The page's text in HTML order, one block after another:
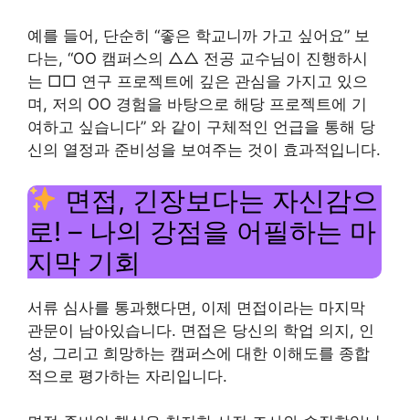
예를 들어, 단순히 “좋은 학교니까 가고 싶어요” 보
다는, “OO 캠퍼스의 △△ 전공 교수님이 진행하시
는 □□ 연구 프로젝트에 깊은 관심을 가지고 있으
며, 저의 OO 경험을 바탕으로 해당 프로젝트에 기
여하고 싶습니다” 와 같이 구체적인 언급을 통해 당
신의 열정과 준비성을 보여주는 것이 효과적입니다.
면접, 긴장보다는 자신감으
로! – 나의 강점을 어필하는 마
지막 기회
서류 심사를 통과했다면, 이제 면접이라는 마지막
관문이 남아있습니다. 면접은 당신의 학업 의지, 인
성, 그리고 희망하는 캠퍼스에 대한 이해도를 종합
적으로 평가하는 자리입니다.